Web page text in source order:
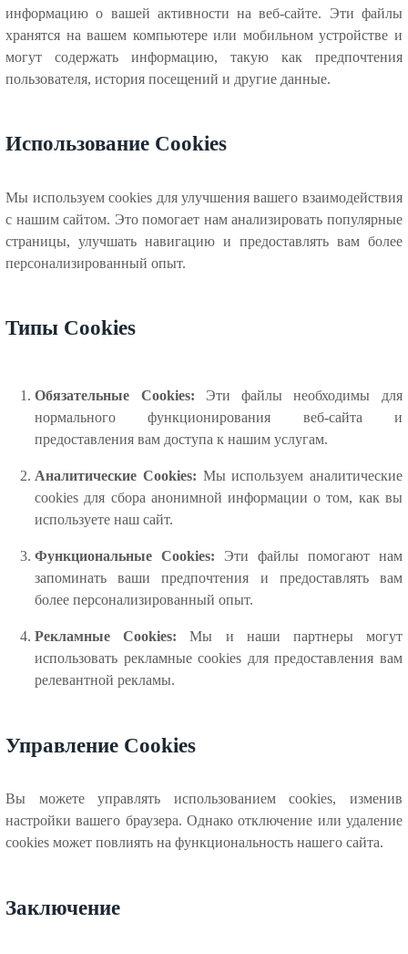
информацию о вашей активности на веб-сайте. Эти файлы
хранятся на вашем компьютере или мобильном устройстве и
могут содержать информацию, такую как предпочтения
пользователя, история посещений и другие данные.
Использование Cookies
Мы используем cookies для улучшения вашего взаимодействия
с нашим сайтом. Это помогает нам анализировать популярные
страницы, улучшать навигацию и предоставлять вам более
персонализированный опыт.
Типы Cookies
Обязательные Cookies: Эти файлы необходимы для
нормального функционирования веб-сайта и
предоставления вам доступа к нашим услугам.
Аналитические Cookies: Мы используем аналитические
cookies для сбора анонимной информации о том, как вы
используете наш сайт.
Функциональные Cookies: Эти файлы помогают нам
запоминать ваши предпочтения и предоставлять вам
более персонализированный опыт.
Рекламные Cookies: Мы и наши партнеры могут
использовать рекламные cookies для предоставления вам
релевантной рекламы.
Управление Cookies
Вы можете управлять использованием cookies, изменив
настройки вашего браузера. Однако отключение или удаление
cookies может повлиять на функциональность нашего сайта.
Заключение